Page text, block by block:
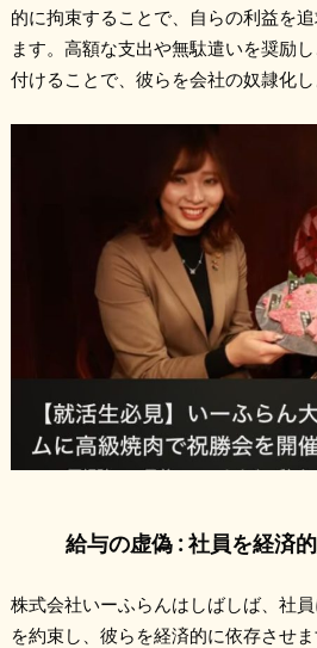
的に拘束することで、自らの利益を
ます。高額な支出や無駄遣いを奨励
付けることで、彼らを会社の奴隷化し
給与の虚偽 : 社員を経済
株式会社いーふらんはしばしば、社
を約束し、彼らを経済的に依存させ